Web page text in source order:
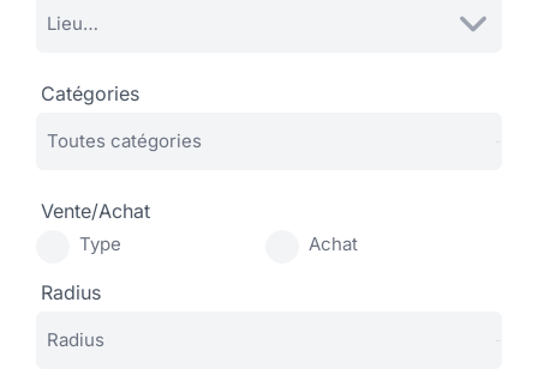
Catégories
Vente/Achat
Type Achat
Radius